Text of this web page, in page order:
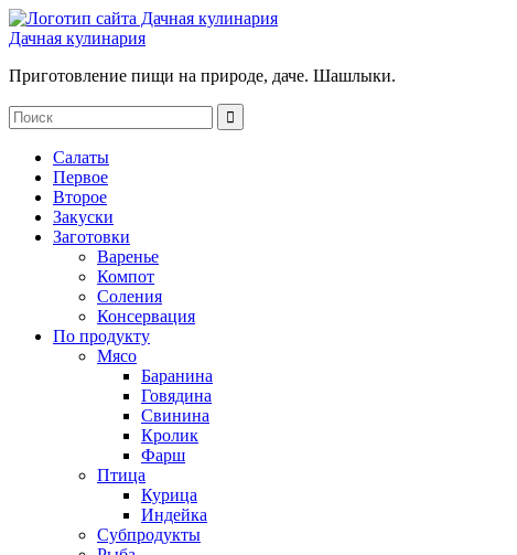
Дачная кулинария
Приготовление пищи на природе, даче. Шашлыки.
Салаты
Первое
Второе
Закуски
Заготовки
Варенье
Компот
Соления
Консервация
По продукту
Мясо
Баранина
Говядина
Свинина
Кролик
Фарш
Птица
Курица
Индейка
Субпродукты